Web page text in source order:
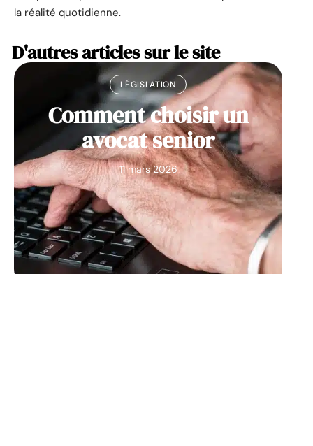
la réalité quotidienne.
D'autres articles sur le site
LÉGISLATION
Comment choisir un
avocat senior
11 mars 2026